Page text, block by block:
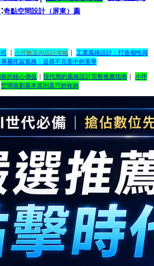
:奇點空間設計（屏東） 薦
| 小坪數室內設計攻略 | 工業風格設計：打造個性與
屬侘寂風格：追尋不完美中的美學
的核心價值 | 現代簡約風格設計完整推薦指南 | 小坪
空間規劃基本原則及巧妙收納